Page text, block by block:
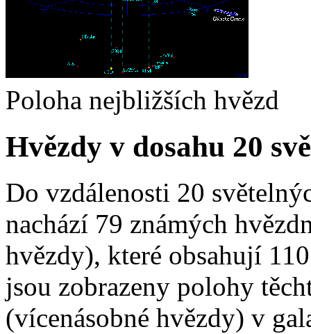
Poloha nejbližších hvězd
Hvězdy v dosahu 20
Do vzdálenosti 20
nachází 79 známých
hvězdy), které obsahují
jsou zobrazeny polohy
(vícenásobné hvězdy) v